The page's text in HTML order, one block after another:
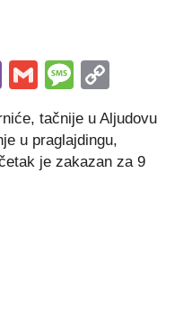
ViberGmail
tačnije u Aljudovu
u praglajdingu,
je zakazan za 9